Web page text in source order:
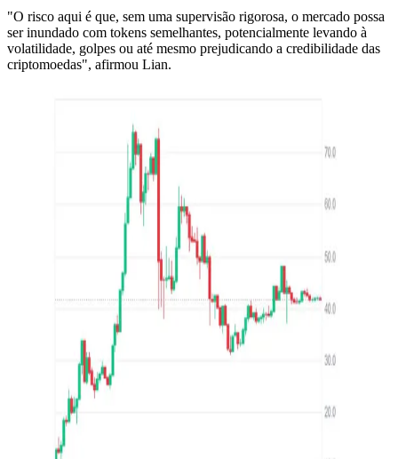
"O risco aqui é que, sem uma supervisão rigorosa, o mercado possa
ser inundado com tokens semelhantes, potencialmente levando à
volatilidade, golpes ou até mesmo prejudicando a credibilidade das
criptomoedas", afirmou Lian.